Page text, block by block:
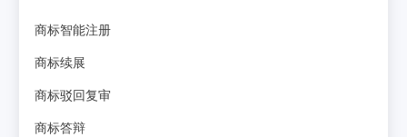
商标智能注册
商标续展
商标驳回复审
商标答辩